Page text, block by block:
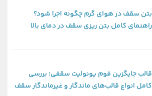
بتن سقف در هوای گرم چگونه اجرا شود؟
راهنمای کامل بتن ریزی سقف در دمای بالا
قالب جایگزین فوم یونولیت سقفی؛ بررسی
کامل انواع قالب‌های ماندگار و غیرماندگار سقف